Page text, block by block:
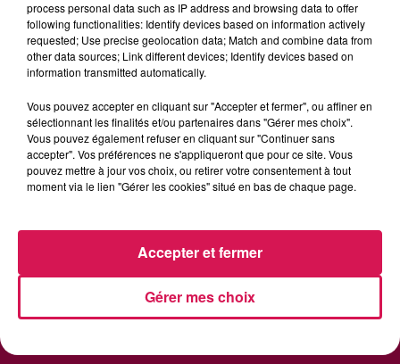
RADIO INFOS PODCAST
AGENDA JEU
Politique de Confidentialité Gestion des Cookies
process personal data such as IP address and browsing data to offer
following functionalities: Identify devices based on information actively
requested; Use precise geolocation data; Match and combine data from
other data sources; Link different devices; Identify devices based on
information transmitted automatically.
Vous pouvez accepter en cliquant sur "Accepter et fermer", ou affiner en
sélectionnant les finalités et/ou partenaires dans "Gérer mes choix".
Vous pouvez également refuser en cliquant sur "Continuer sans
accepter". Vos préférences ne s'appliqueront que pour ce site. Vous
pouvez mettre à jour vos choix, ou retirer votre consentement à tout
moment via le lien "Gérer les cookies" situé en bas de chaque page.
Gérer mes choix
Accepter et fermer